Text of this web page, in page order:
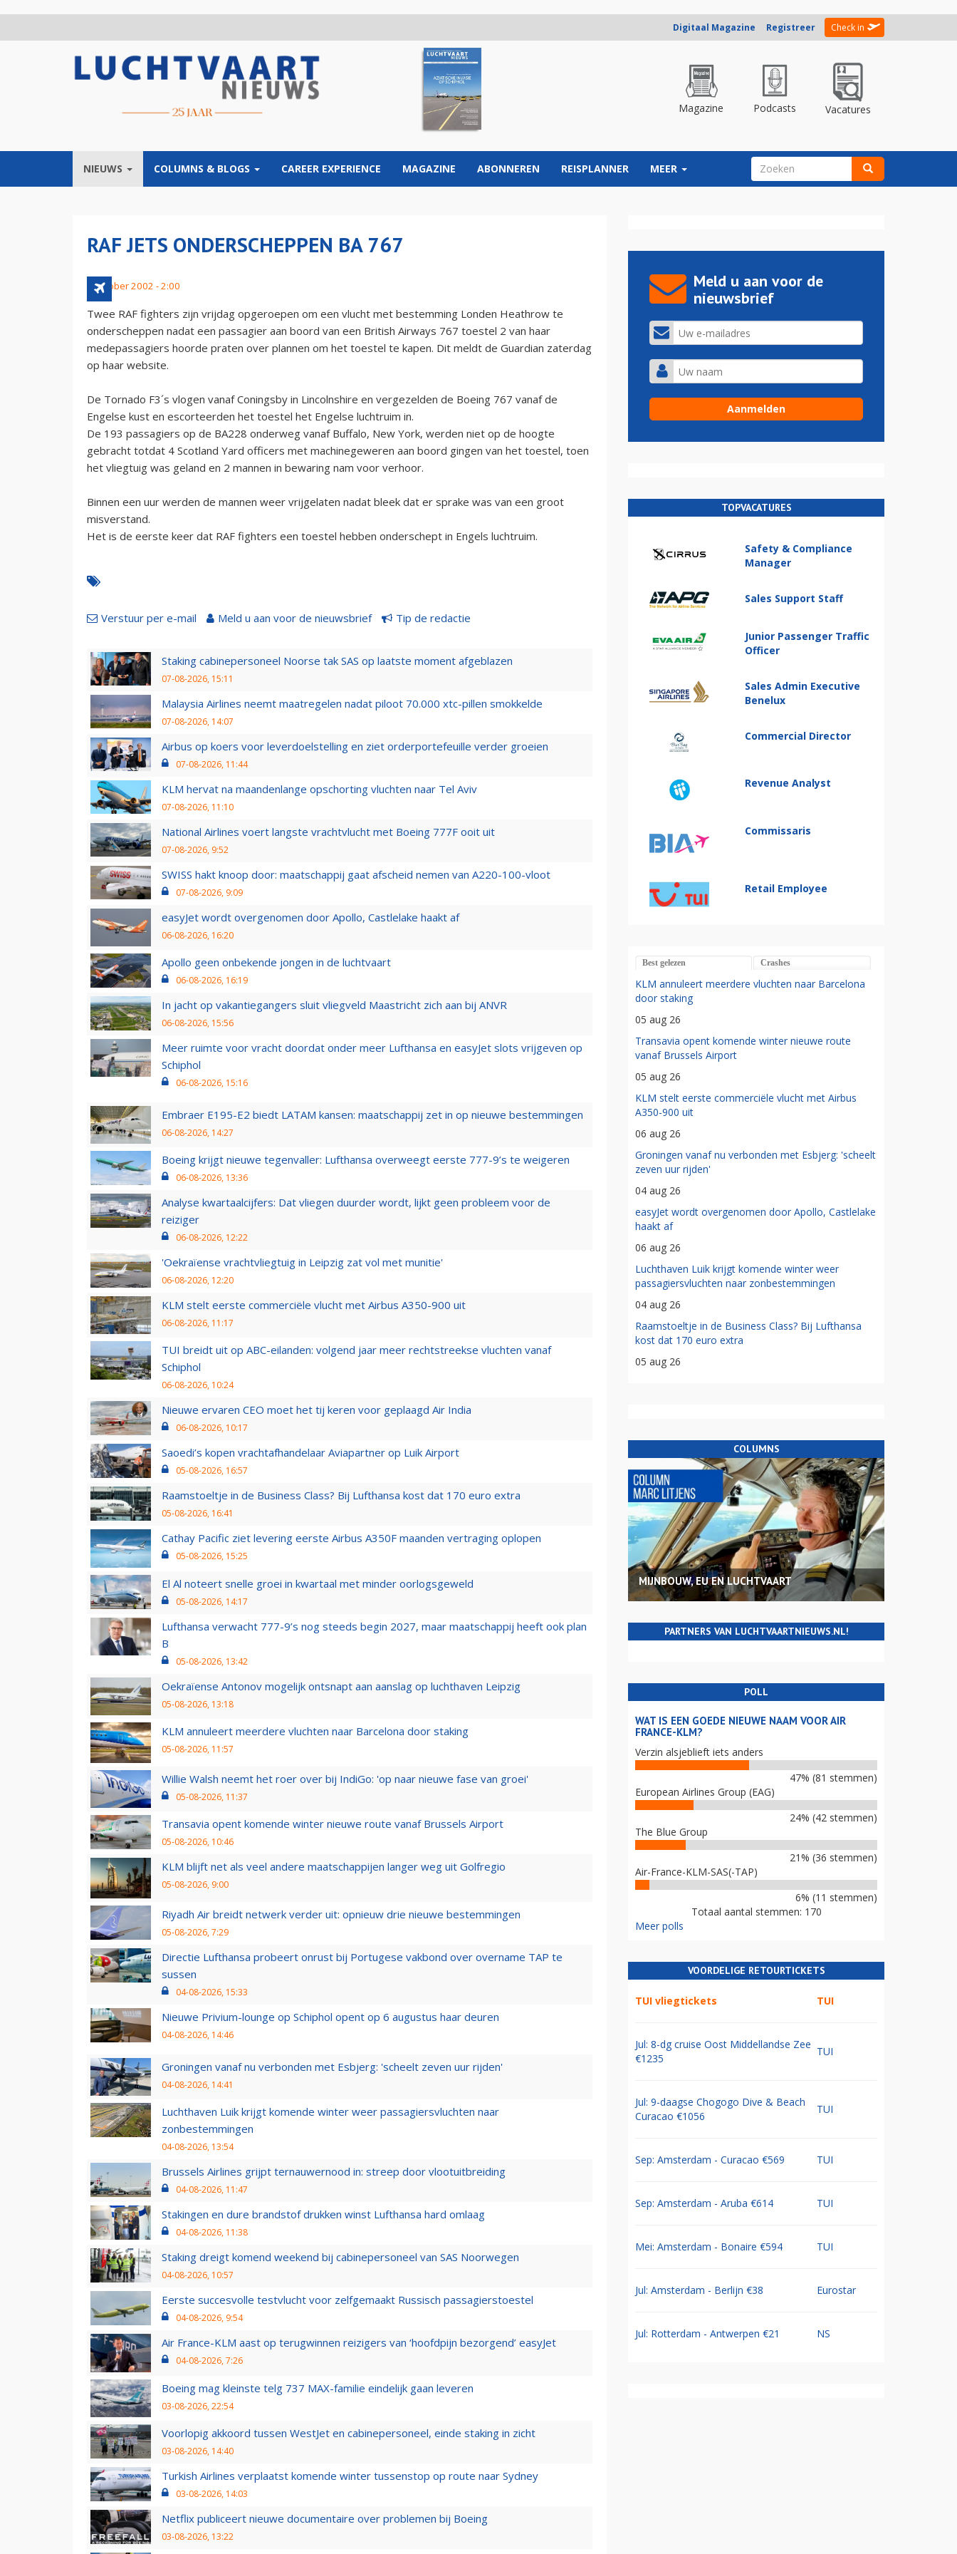
Digitaal Magazine Registreer Check in
Magazine Podcasts Vacatures
NIEUWS COLUMNS & BLOGS CAREER EXPERIENCE MAGAZINE ABONNEREN REISPLANNER MEER ZOEKVELD
RAF JETS ONDERSCHEPPEN BA 767
5 oktober 2002 - 2:00
Twee RAF fighters zijn vrijdag opgeroepen om een vlucht met bestemming Londen Heathrow te
onderscheppen nadat een passagier aan boord van een British Airways 767 toestel 2 van haar
medepassagiers hoorde praten over plannen om het toestel te kapen. Dit meldt de Guardian zaterdag
op haar website.
De Tornado F3´s vlogen vanaf Coningsby in Lincolnshire en vergezelden de Boeing 767 vanaf de
Engelse kust en escorteerden het toestel het Engelse luchtruim in.
De 193 passagiers op de BA228 onderweg vanaf Buffalo, New York, werden niet op de hoogte
gebracht totdat 4 Scotland Yard officers met machinegeweren aan boord gingen van het toestel, toen
het vliegtuig was geland en 2 mannen in bewaring nam voor verhoor.
Binnen een uur werden de mannen weer vrijgelaten nadat bleek dat er sprake was van een groot
misverstand.
Het is de eerste keer dat RAF fighters een toestel hebben onderschept in Engels luchtruim.
Verstuur per e-mail Meld u aan voor de nieuwsbrief Tip de redactie
Staking cabinepersoneel Noorse tak SAS op laatste moment afgeblazen
07-08-2026, 15:11
Malaysia Airlines neemt maatregelen nadat piloot 70.000 xtc-pillen smokkelde
07-08-2026, 14:07
Airbus op koers voor leverdoelstelling en ziet orderportefeuille verder groeien
07-08-2026, 11:44
KLM hervat na maandenlange opschorting vluchten naar Tel Aviv
07-08-2026, 11:10
National Airlines voert langste vrachtvlucht met Boeing 777F ooit uit
07-08-2026, 9:52
SWISS hakt knoop door: maatschappij gaat afscheid nemen van A220-100-vloot
07-08-2026, 9:09
easyJet wordt overgenomen door Apollo, Castlelake haakt af
06-08-2026, 16:20
Apollo geen onbekende jongen in de luchtvaart
06-08-2026, 16:19
In jacht op vakantiegangers sluit vliegveld Maastricht zich aan bij ANVR
06-08-2026, 15:56
Meer ruimte voor vracht doordat onder meer Lufthansa en easyJet slots vrijgeven op
Schiphol
06-08-2026, 15:16
Embraer E195-E2 biedt LATAM kansen: maatschappij zet in op nieuwe bestemmingen
06-08-2026, 14:27
Boeing krijgt nieuwe tegenvaller: Lufthansa overweegt eerste 777-9’s te weigeren
06-08-2026, 13:36
Analyse kwartaalcijfers: Dat vliegen duurder wordt, lijkt geen probleem voor de
reiziger
06-08-2026, 12:22
'Oekraïense vrachtvliegtuig in Leipzig zat vol met munitie'
06-08-2026, 12:20
KLM stelt eerste commerciële vlucht met Airbus A350-900 uit
06-08-2026, 11:17
TUI breidt uit op ABC-eilanden: volgend jaar meer rechtstreekse vluchten vanaf
Schiphol
06-08-2026, 10:24
Nieuwe ervaren CEO moet het tij keren voor geplaagd Air India
06-08-2026, 10:17
Saoedi’s kopen vrachtafhandelaar Aviapartner op Luik Airport
05-08-2026, 16:57
Raamstoeltje in de Business Class? Bij Lufthansa kost dat 170 euro extra
05-08-2026, 16:41
Cathay Pacific ziet levering eerste Airbus A350F maanden vertraging oplopen
05-08-2026, 15:25
El Al noteert snelle groei in kwartaal met minder oorlogsgeweld
05-08-2026, 14:17
Lufthansa verwacht 777-9’s nog steeds begin 2027, maar maatschappij heeft ook plan
B
05-08-2026, 13:42
Oekraïense Antonov mogelijk ontsnapt aan aanslag op luchthaven Leipzig
05-08-2026, 13:18
KLM annuleert meerdere vluchten naar Barcelona door staking
05-08-2026, 11:57
Willie Walsh neemt het roer over bij IndiGo: 'op naar nieuwe fase van groei'
05-08-2026, 11:37
Transavia opent komende winter nieuwe route vanaf Brussels Airport
05-08-2026, 10:46
KLM blijft net als veel andere maatschappijen langer weg uit Golfregio
05-08-2026, 9:00
Riyadh Air breidt netwerk verder uit: opnieuw drie nieuwe bestemmingen
05-08-2026, 7:29
Directie Lufthansa probeert onrust bij Portugese vakbond over overname TAP te
sussen
04-08-2026, 15:33
Nieuwe Privium-lounge op Schiphol opent op 6 augustus haar deuren
04-08-2026, 14:46
Groningen vanaf nu verbonden met Esbjerg: 'scheelt zeven uur rijden'
04-08-2026, 14:41
Luchthaven Luik krijgt komende winter weer passagiersvluchten naar
zonbestemmingen
04-08-2026, 13:54
Brussels Airlines grijpt ternauwernood in: streep door vlootuitbreiding
04-08-2026, 11:47
Stakingen en dure brandstof drukken winst Lufthansa hard omlaag
04-08-2026, 11:38
Staking dreigt komend weekend bij cabinepersoneel van SAS Noorwegen
04-08-2026, 10:57
Eerste succesvolle testvlucht voor zelfgemaakt Russisch passagierstoestel
04-08-2026, 9:54
Air France-KLM aast op terugwinnen reizigers van ‘hoofdpijn bezorgend’ easyJet
04-08-2026, 7:26
Boeing mag kleinste telg 737 MAX-familie eindelijk gaan leveren
03-08-2026, 22:54
Voorlopig akkoord tussen WestJet en cabinepersoneel, einde staking in zicht
03-08-2026, 14:40
Turkish Airlines verplaatst komende winter tussenstop op route naar Sydney
03-08-2026, 14:03
Netflix publiceert nieuwe documentaire over problemen bij Boeing
03-08-2026, 13:22
Meld u aan voor de
nieuwsbrief
TOPVACATURES
Safety & Compliance
Manager
Sales Support Staff
Junior Passenger Traffic
Officer
Sales Admin Executive
Benelux
Commercial Director
Revenue Analyst
Commissaris
Retail Employee
Best gelezen Crashes
KLM annuleert meerdere vluchten naar Barcelona
door staking
05 aug 26
Transavia opent komende winter nieuwe route
vanaf Brussels Airport
05 aug 26
KLM stelt eerste commerciële vlucht met Airbus
A350-900 uit
06 aug 26
Groningen vanaf nu verbonden met Esbjerg: 'scheelt
zeven uur rijden'
04 aug 26
easyJet wordt overgenomen door Apollo, Castlelake
haakt af
06 aug 26
Luchthaven Luik krijgt komende winter weer
passagiersvluchten naar zonbestemmingen
04 aug 26
Raamstoeltje in de Business Class? Bij Lufthansa
kost dat 170 euro extra
05 aug 26
COLUMNS
MIJNBOUW, EU EN LUCHTVAART
PARTNERS VAN LUCHTVAARTNIEUWS.NL!
POLL
WAT IS EEN GOEDE NIEUWE NAAM VOOR AIR
FRANCE-KLM?
Verzin alsjeblieft iets anders
47% (81 stemmen)
European Airlines Group (EAG)
24% (42 stemmen)
The Blue Group
21% (36 stemmen)
Air-France-KLM-SAS(-TAP)
6% (11 stemmen)
Totaal aantal stemmen: 170
Meer polls
VOORDELIGE RETOURTICKETS
TUI vliegtickets TUI
Jul: 8-dg cruise Oost Middellandse Zee
€1235
TUI
Jul: 9-daagse Chogogo Dive & Beach
Curacao €1056
TUI
Sep: Amsterdam - Curacao €569 TUI
Sep: Amsterdam - Aruba €614 TUI
Mei: Amsterdam - Bonaire €594 TUI
Jul: Amsterdam - Berlijn €38 Eurostar
Jul: Rotterdam - Antwerpen €21 NS